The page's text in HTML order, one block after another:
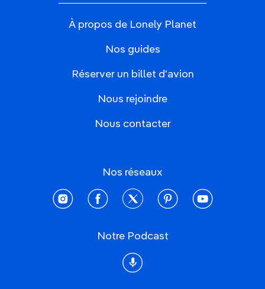
À propos de Lonely Planet
Nos guides
Réserver un billet d'avion
Nous rejoindre
Nous contacter
Nos réseaux
instagramfacebooktwitter pinterestyoutube
Notre Podcast
Podcast